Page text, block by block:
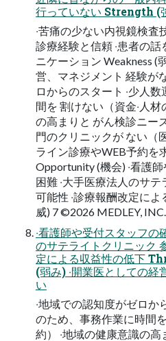
行っていない Strength (
‧苦痛の少ない内視鏡検査
診療経験と信頼 ‧患者の話
ニケーション Weakness (
営、マネジメント 経験が
ロからのスタート ‧少⼈
間を 割けない（資⾦‧⼈
の⾼まりと がん検診ニー
⾨のクリニックが ない（
ライン診療やWEB予約を
Opportunity (機会) ‧看護
困難 ‧⼤⼿医療法⼈のサ
可能性 ‧診療報酬改定に
威) 7 ©2026 MEDLEY, INC.
‧看護師や受付スタッフの
のサテライトクリニック
定による収益性の低下
(弱み) ‧開業医としての経
い
‧地域での認知度がゼロか
のため、事務作業に時間
約） ‧地域の健康意識の